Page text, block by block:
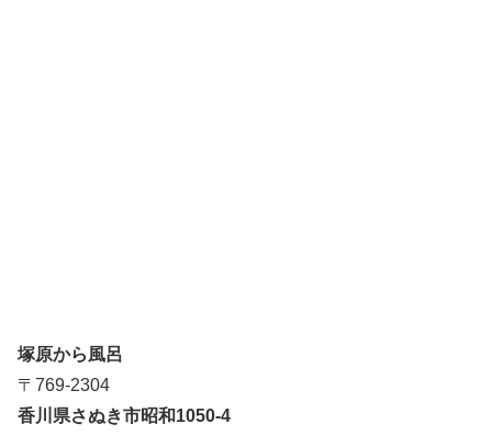
塚原から風呂
〒769-2304
香川県さぬき市昭和1050-4